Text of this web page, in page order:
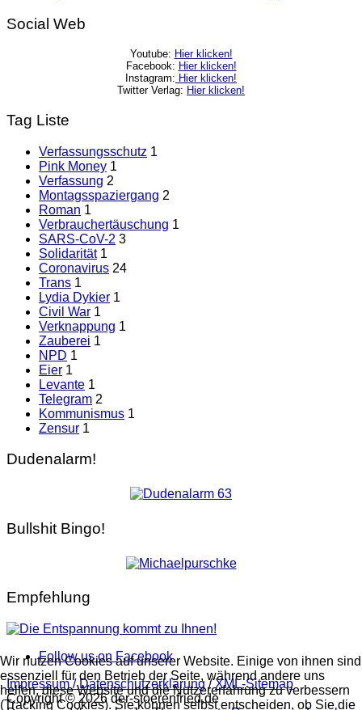
Social Web
Youtube: Hier klicken!
Facebook: Hier klicken!
Instagram: Hier klicken!
Twitter Verlag: Hier klicken!
Tag Liste
Verfassungsschutz 1
Pink Money 1
Verfassung 2
Montagsspaziergang 2
Roman 1
Verbrauchertäuschung 1
SARS-CoV-2 3
Solidarität 1
Coronavirus 24
Trans 1
Lydia Dykier 1
Civil War 1
Verknappung 1
Zauberei 1
NPD 1
Eier 1
Levante 1
Telegram 2
Kommunismus 1
Zensur 1
Dudenalarm!
Bullshit Bingo!
Empfehlung
Follow us on Facebook
Impressum / Datenschutzerklärung /XML-Sitemap
Copyright © 2026 der-stoerenfried.de
Wir nutzen Cookies auf unserer Website. Einige von ihnen sind
essenziell für den Betrieb der Seite, während andere uns
helfen, diese Website und die Nutzererfahrung zu verbessern
(Tracking Cookies). Sie können selbst entscheiden, ob Sie die